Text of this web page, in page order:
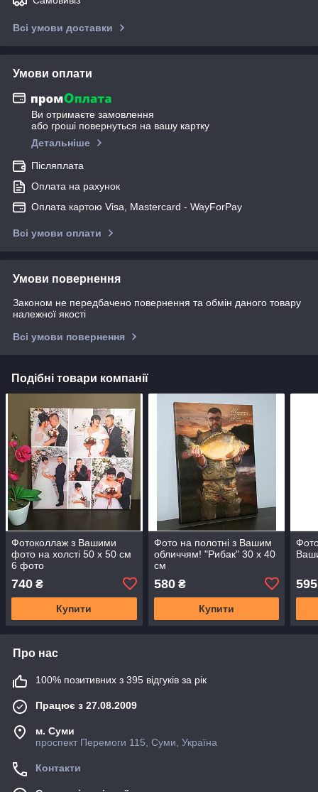
Всі умови доставки
Умови оплати
Ви отримаєте замовлення
або гроші повернуться на вашу картку
Детальніше
Післяплата
Оплата на рахунок
Оплата картою Visa, Mastercard - WayForPay
Всі умови оплати
Умови повернення
Законом не передбачено повернення та обмін даного товару
належної якості
Всі умови повернення
Подібні товари компанії
Фотоколлаж з Вашими
фото на холсті 50 х 50 см
6 фото
740 ₴
Купити
Фото на полотні з Вашим
обличчям! "Рибак" 30 х 40
см
580₴
Купити
595
Про нас
100% позитивних з 395 відгуків за рік
Працює з 27.08.2009
м. Суми
проспект Перемоги 115, Суми, Україна
Контакти